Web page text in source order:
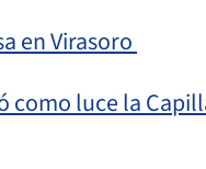
en Virasoro
como luce la